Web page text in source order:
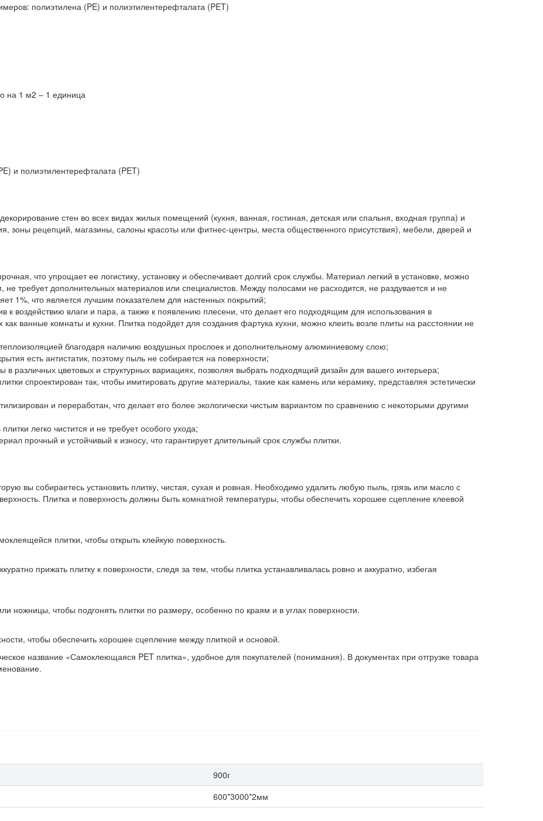
полиэтилена (PE) и полиэтилентерефталата (PET)
на 1 м2 – 1 единица
и полиэтилентерефталата (PET)
стен во всех видах жилых помещений (кухня, ванная, гостиная, детская или спальня, входная группа) и
рецепций, магазины, салоны красоты или фитнес-центры, места общественного присутствия), мебели, дверей и
что упрощает ее логистику, установку и обеспечивает долгий срок службы. Материал легкий в установке, можно
требует дополнительных материалов или специалистов. Между полосами не расходится, не раздувается и не
1%, что является лучшим показателем для настенных покрытий;
к воздействию влаги и пара, а также к появлению плесени, что делает его подходящим для использования в
ванные комнаты и кухни. Плитка подойдет для создания фартука кухни, можно клеить возле плиты на расстоянии не
благодаря наличию воздушных прослоек и дополнительному алюминиевому слою;
есть антистатик, поэтому пыль не собирается на поверхности;
в различных цветовых и структурных вариациях, позволяя выбрать подходящий дизайн для вашего интерьера;
спроектирован так, чтобы имитировать другие материалы, такие как камень или керамику, представляя эстетически
и переработан, что делает его более экологически чистым вариантом по сравнению с некоторыми другими
легко чистится и не требует особого ухода;
прочный и устойчивый к износу, что гарантирует длительный срок службы плитки.
вы собираетесь установить плитку, чистая, сухая и ровная. Необходимо удалить любую пыль, грязь или масло с
Плитка и поверхность должны быть комнатной температуры, чтобы обеспечить хорошее сцепление клеевой
плитки, чтобы открыть клейкую поверхность.
прижать плитку к поверхности, следя за тем, чтобы плитка устанавливалась ровно и аккуратно, избегая
ножницы, чтобы подгонять плитки по размеру, особенно по краям и в углах поверхности.
чтобы обеспечить хорошее сцепление между плиткой и основой.
название «Самоклеющаяся PET плитка», удобное для покупателей (понимания). В документах при отгрузке товара
900г
600*3000*2мм